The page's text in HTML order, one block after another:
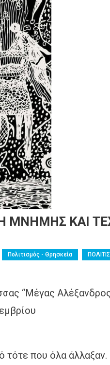
ΜΝΗΜΗΣ ΚΑΙ
Πολιτισμός - Θρησκεία
“Μέγας
τότε που όλα άλλαξαν.